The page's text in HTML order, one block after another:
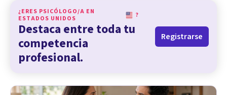
¿ERES PSICÓLOGO/A EN
ESTADOS UNIDOS
?
Destaca entre toda tu
competencia
profesional.
Registrarse